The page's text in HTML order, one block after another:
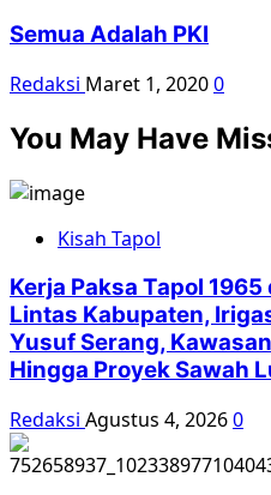
Semua Adalah PKI
Redaksi Maret 1, 20200
You May Have
Kisah Tapol
Kerja Paksa Tapol
Lintas Kabupaten,
Yusuf Serang,
Hingga Proyek Sawah
Redaksi Agustus 4, 20260